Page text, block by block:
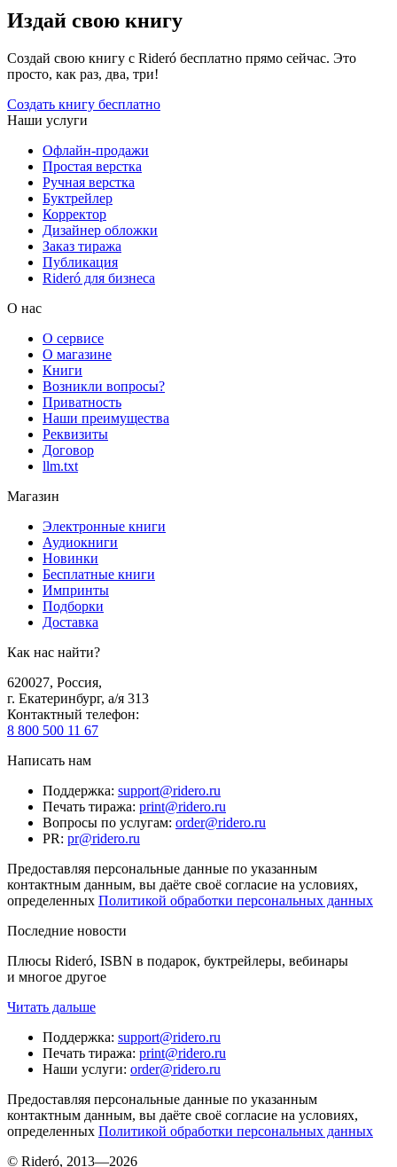
Издай свою книгу
Создай свою книгу с Rideró бесплатно прямо сейчас. Это
просто, как раз, два, три!
Создать книгу бесплатно
Наши услуги
Офлайн-продажи
Простая верстка
Ручная верстка
Буктрейлер
Корректор
Дизайнер обложки
Заказ тиража
Публикация
Rideró для бизнеса
О нас
О сервисе
О магазине
Книги
Возникли вопросы?
Приватность
Наши преимущества
Реквизиты
Договор
llm.txt
Магазин
Электронные книги
Аудиокниги
Новинки
Бесплатные книги
Импринты
Подборки
Доставка
Как нас найти?
620027, Россия,
г. Екатеринбург, а/я 313
Контактный телефон:
8 800 500 11 67
Написать нам
Поддержка: support@ridero.ru
Печать тиража: print@ridero.ru
Вопросы по услугам: order@ridero.ru
PR: pr@ridero.ru
Предоставляя персональные данные по указанным
контактным данным, вы даёте своё согласие на условиях,
определенных Политикой обработки персональных данных
Последние новости
Плюсы Rideró, ISBN в подарок, буктрейлеры, вебинары
и многое другое
Читать дальше
Поддержка: support@ridero.ru
Печать тиража: print@ridero.ru
Наши услуги: order@ridero.ru
Предоставляя персональные данные по указанным
контактным данным, вы даёте своё согласие на условиях,
определенных Политикой обработки персональных данных
© Rideró, 2013—2026